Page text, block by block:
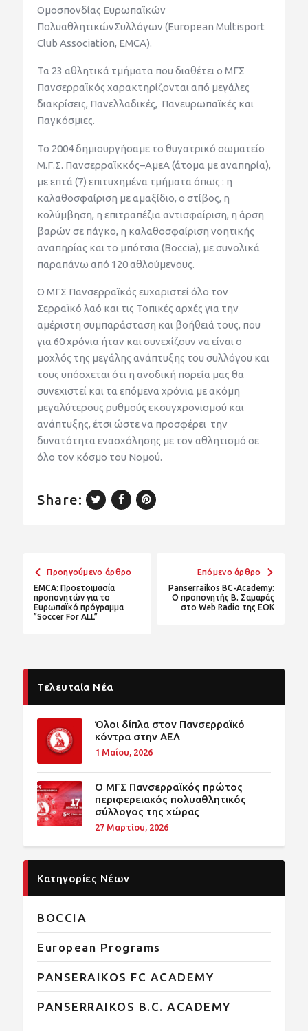
Ομοσπονδίας Ευρωπαϊκών
ΠολυαθλητικώνΣυλλόγων (European Multisport
Club Association, EMCA).
Τα 23 αθλητικά τμήματα που διαθέτει ο ΜΓΣ
Πανσερραϊκός χαρακτηρίζονται από μεγάλες
διακρίσεις, Πανελλαδικές, Πανευρωπαϊκές και
Παγκόσμιες.
Το 2004 δημιουργήσαμε το θυγατρικό σωματείο
Μ.Γ.Σ. Πανσερραϊκκός–ΑμεΑ(άτομα με αναπηρία),
με επτά (7) επιτυχημένα τμήματα όπως : η
καλαθοσφαίριση μεαμαξίδιο, ο στίβος, η
κολύμβηση, η επιτραπέζια αντισφαίριση, η άρση
βαρών σε πάγκο, η καλαθοσφαίριση νοητικής
αναπηρίας και το μπότσια (Boccia), με συνολικά
παραπάνω από 120 αθλούμενους.
Ο ΜΓΣ Πανσερραϊκός ευχαριστεί όλο τον
Σερραϊκό λαό και τις Τοπικές αρχές για την
αμέριστη συμπαράσταση και βοήθειά τους, που
για 60 χρόνια ήταν και συνεχίζουν να είναι ο
μοχλός της μεγάλης ανάπτυξης του συλλόγου και
τους υπόσχεται ότι η ανοδική πορεία μας θα
συνεχιστεί και τα επόμενα χρόνια με ακόμη
μεγαλύτερους ρυθμούς εκσυγχρονισμού και
ανάπτυξης, έτσι ώστε να προσφέρει την
δυνατότητα ενασχόλησης με τον αθλητισμό σε
όλο τον κόσμο του Νομού.
Share:
Προηγούμενο άρθρο
ΕMCA: Προετοιμασία
προπονητών για το
Ευρωπαϊκό πρόγραμμα
”Soccer For ALL”
Επόμενο άρθρο
Panserraikos BC-Academy:
Ο προπονητής Β. Σαμαράς
στο Web Radio της ΕΟΚ
Τελευταία Νέα
Όλοι δίπλα στον Πανσερραϊκό
κόντρα στην ΑΕΛ
1 Μαΐου, 2026
O ΜΓΣ Πανσερραϊκός πρώτος
περιφερειακός πολυαθλητικός
σύλλογος της χώρας
27 Μαρτίου, 2026
Κατηγορίες Νέων
BOCCIA
European Programs
PANSERAIKOS FC ACADEMY
PANSERRAIKOS B.C. ACADEMY